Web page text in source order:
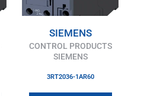
SIEMENS
CONTROL PRODUCTS
SIEMENS
3RT2036-1AR60